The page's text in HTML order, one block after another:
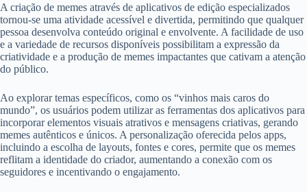
A criação de memes através de aplicativos de edição especializados
tornou-se uma atividade acessível e divertida, permitindo que qualquer
pessoa desenvolva conteúdo original e envolvente. A facilidade de uso
e a variedade de recursos disponíveis possibilitam a expressão da
criatividade e a produção de memes impactantes que cativam a atenção
do público.
Ao explorar temas específicos, como os “vinhos mais caros do
mundo”, os usuários podem utilizar as ferramentas dos aplicativos para
incorporar elementos visuais atrativos e mensagens criativas, gerando
memes autênticos e únicos. A personalização oferecida pelos apps,
incluindo a escolha de layouts, fontes e cores, permite que os memes
reflitam a identidade do criador, aumentando a conexão com os
seguidores e incentivando o engajamento.